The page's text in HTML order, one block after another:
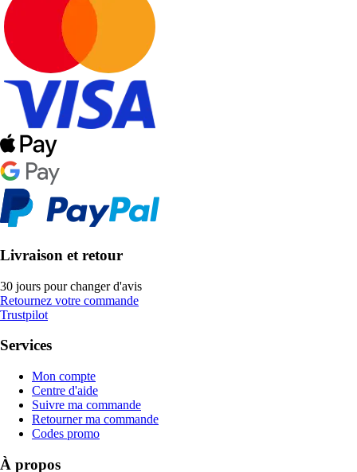
Livraison et retour
30 jours pour changer d'avis
Retournez votre commande
Trustpilot
Services
Mon compte
Centre d'aide
Suivre ma commande
Retourner ma commande
Codes promo
À propos